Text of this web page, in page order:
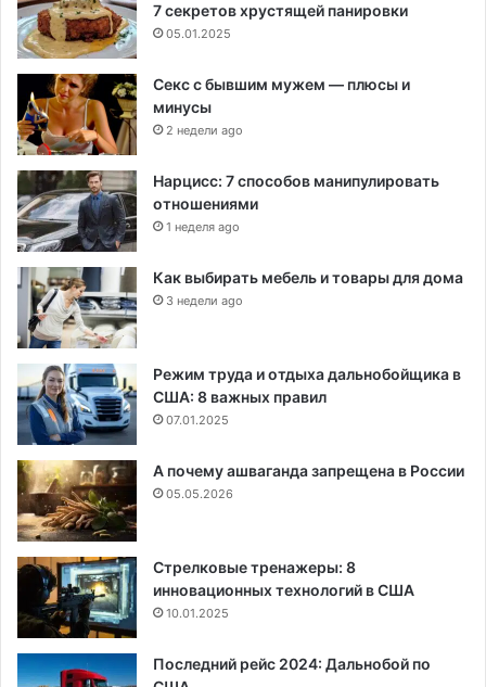
7 секретов хрустящей панировки
05.01.2025
Секс с бывшим мужем — плюсы и
минусы
2 недели ago
Нарцисс: 7 способов манипулировать
отношениями
1 неделя ago
Как выбирать мебель и товары для дома
3 недели ago
Режим труда и отдыха дальнобойщика в
США: 8 важных правил
07.01.2025
А почему ашваганда запрещена в России
05.05.2026
Стрелковые тренажеры: 8
инновационных технологий в США
10.01.2025
Последний рейс 2024: Дальнобой по